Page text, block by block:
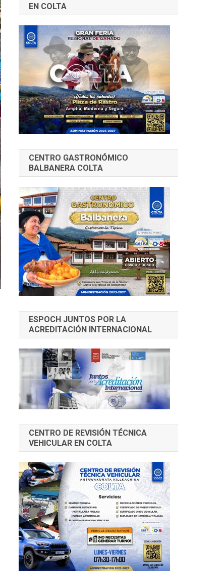
EN COLTA
CENTRO GASTRONÓMICO
BALBANERA COLTA
ESPOCH JUNTOS POR LA
ACREDITACIÓN INTERNACIONAL
CENTRO DE REVISIÓN TÉCNICA
VEHICULAR EN COLTA